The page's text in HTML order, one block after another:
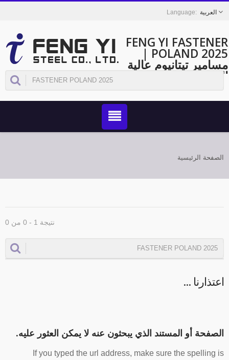
العربية
FENG YI
POLAND 2025 |
تيتانيوم عالية
لتطبيقات
FENG
الرئيسية
نتيجة 1 - 0 من 0
...
أو المستند الذي يبحثون عنه لا يمكن العثور عليه.
If you typed the url address, make sure the spelling